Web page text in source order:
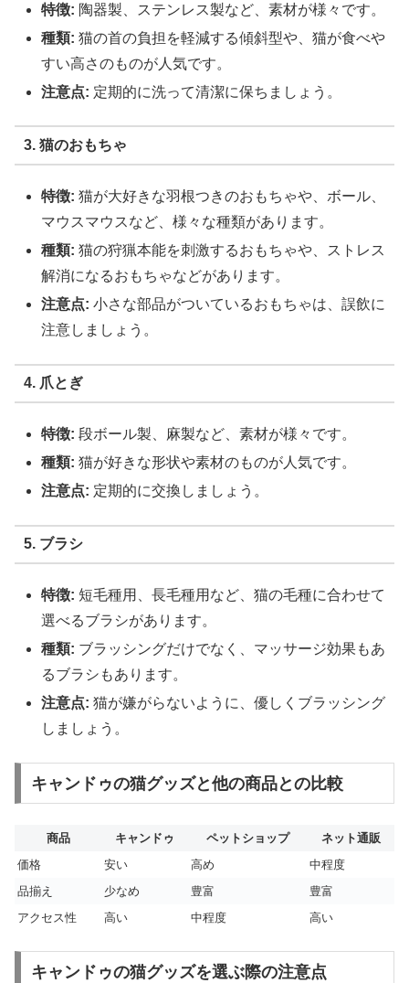
特徴: 陶器製、ステンレス製など、素材が様々です。
種類: 猫の首の負担を軽減する傾斜型や、猫が食べや
すい高さのものが人気です。
注意点: 定期的に洗って清潔に保ちましょう。
3. 猫のおもちゃ
特徴: 猫が大好きな羽根つきのおもちゃや、ボール、
マウスマウスなど、様々な種類があります。
種類: 猫の狩猟本能を刺激するおもちゃや、ストレス
解消になるおもちゃなどがあります。
注意点: 小さな部品がついているおもちゃは、誤飲に
注意しましょう。
4. 爪とぎ
特徴: 段ボール製、麻製など、素材が様々です。
種類: 猫が好きな形状や素材のものが人気です。
注意点: 定期的に交換しましょう。
5. ブラシ
特徴: 短毛種用、長毛種用など、猫の毛種に合わせて
選べるブラシがあります。
種類: ブラッシングだけでなく、マッサージ効果もあ
るブラシもあります。
注意点: 猫が嫌がらないように、優しくブラッシング
しましょう。
キャンドゥの猫グッズと他の商品との比較
商品 キャンドゥ ペットショップ
ネット通販
価格
安い 高め
中程度
品揃え
少なめ 豊富
豊富
アクセス性
高い 中程度 高い
キャンドゥの猫グッズを選ぶ際の注意点